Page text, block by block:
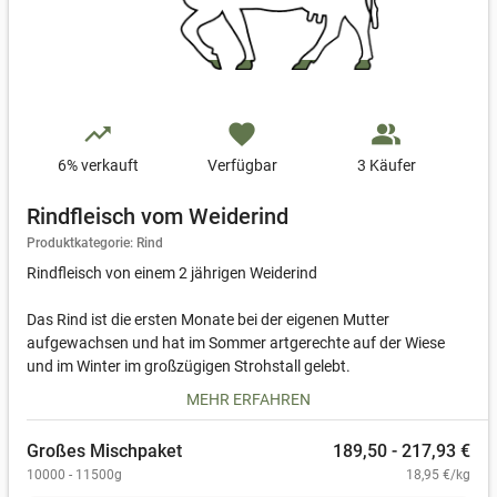
trending_up
6% verkauft
favorite
Verfügbar
people_alt
3 Käufer
Rindfleisch vom Weiderind
Produktkategorie: Rind
Rindfleisch von einem 2 jährigen Weiderind
Das Rind ist die ersten Monate bei der eigenen Mutter
aufgewachsen und hat im Sommer artgerechte auf der Wiese
und im Winter im großzügigen Strohstall gelebt.
Gefüttert wurde diese ausschließlich mit Biozertifizierten Gras
Das Rindfleisch kann ab sofort vorbestellt werden. Sie erhalten
vor dem Verkaufstag eine weitere E-Mail mit den genauen
MEHR ERFAHREN
Großes Mischpaket 189,50 - 217,93 €
10000 - 11500g 18,95 €/kg